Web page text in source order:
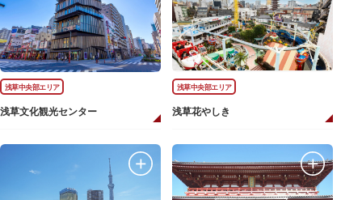
浅草中央部エリア
浅草文化観光センター
浅草中央部エリア
浅草花やしき